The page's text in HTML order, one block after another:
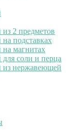
2 предметов
подставках
магнитах
соли и перца
из нержавеющей